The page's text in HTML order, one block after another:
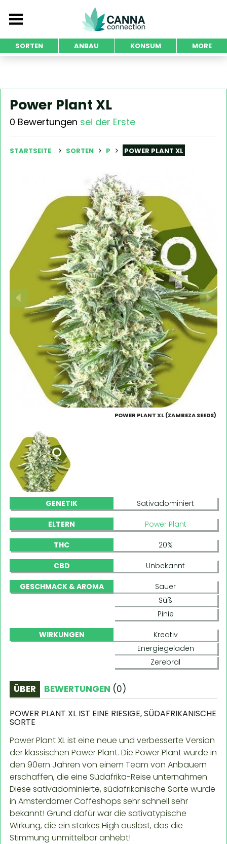
SORTEN ANBAU KONSUM MORE
Power Plant XL
0 Bewertungen sei der Erste
STARTSEITE SORTEN P POWER PLANT XL
POWER PLANT XL (ZAMBEZA SEEDS)
GENETIK Sativadominiert
ELTERN Power Plant
THC 20%
CBD Unbekannt
GESCHMACK & AROMA
Sauer
Süß
Pinie
WIRKUNGEN
Kreativ
Energiegeladen
Zerebral
ÜBER BEWERTUNGEN (0)
POWER PLANT XL IST EINE RIESIGE, SÜDAFRIKANISCHE
SORTE
Power Plant XL ist eine neue und verbesserte Version
der klassischen Power Plant. Die Power Plant wurde in
den 90ern Jahren von einem Team von Anbauern
erschaffen, die eine Südafrika-Reise unternahmen.
Diese sativadominierte, südafrikanische Sorte wurde
in Amsterdamer Coffeshops sehr schnell sehr
bekannt! Grund dafür war die sativatypische
Wirkung, die ein starkes High auslöst, das die
Stimmung unmittelbar anhebt!